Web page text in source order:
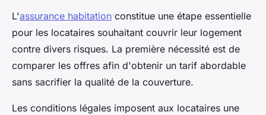
L'assurance habitation constitue une étape essentielle
pour les locataires souhaitant couvrir leur logement
contre divers risques. La première nécessité est de
comparer les offres afin d'obtenir un tarif abordable
sans sacrifier la qualité de la couverture.
Les conditions légales imposent aux locataires une